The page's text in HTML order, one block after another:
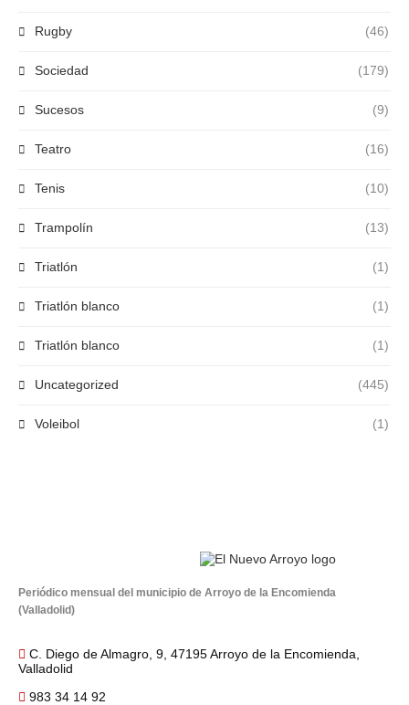
Rugby (46)
Sociedad (179)
Sucesos (9)
Teatro (16)
Tenis (10)
Trampolín (13)
Triatlón (1)
Triatlón blanco (1)
Triatlón blanco (1)
Uncategorized (445)
Voleibol (1)
Periódico mensual del municipio de Arroyo de la Encomienda
(Valladolid)
C. Diego de Almagro, 9, 47195 Arroyo de la Encomienda,
Valladolid
983 34 14 92